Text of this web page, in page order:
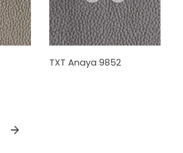
TXT Anaya 9852